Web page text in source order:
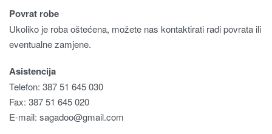
Povrat robe
Ukoliko je roba oštećena, možete nas kontaktirati radi povrata ili
eventualne zamjene.
Asistencija
Telefon: 387 51 645 030
Fax: 387 51 645 020
E-mail: sagadoo@gmail.com